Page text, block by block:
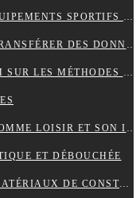
DÉCOUVREZ OÙ ACHETER DES ÉQUIPEMENTS SPORTIFS DE QUALITÉ EN LIGNE
LES 7 MEILLEURS OUTILS POUR TRANSFÉRER DES DONNÉES D’ANDROID VERS MAC
ELAGUER UN PETIT ARBRE : ZOOM SUR LES MÉTHODES À ADOPTER
LES BÉNÉFICES DE LA LECTURE COMME LOISIR ET SON IMPACT SUR LA COGNITION
ET DÉBOUCHÉE
CONSTRUCTION : LES TYPES DE MATÉRIAUX DE CONSTRUCTION UTILISÉS